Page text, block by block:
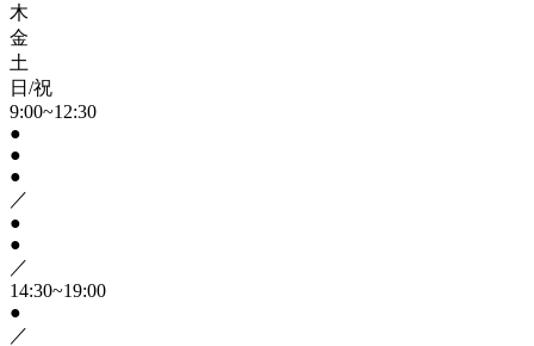
木
金
土
日/祝
9:00~12:30
●
●
●
／
●
●
／
14:30~19:00
●
／